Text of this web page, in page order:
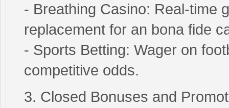
- Breathing Casino: Real-time
replacement for an bona fide
- Sports Betting: Wager on
competitive odds.
3. Closed Bonuses and